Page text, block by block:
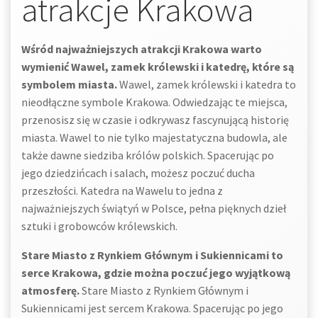
atrakcje Krakowa
Wśród najważniejszych atrakcji Krakowa warto
wymienić Wawel, zamek królewski i katedrę, które są
symbolem miasta.Wawel, zamek królewski i katedra to
nieodłączne symbole Krakowa. Odwiedzając te miejsca,
przenosisz się w czasie i odkrywasz fascynującą historię
miasta. Wawel to nie tylko majestatyczna budowla, ale
także dawne siedziba królów polskich. Spacerując po
jego dziedzińcach i salach, możesz poczuć ducha
przeszłości. Katedra na Wawelu to jedna z
najważniejszych świątyń w Polsce, pełna pięknych dzieł
sztuki i grobowców królewskich.
Stare Miasto z Rynkiem Głównym i Sukiennicami to
serce Krakowa, gdzie można poczuć jego wyjątkową
atmosferę.Stare Miasto z Rynkiem Głównym i
Sukiennicami jest sercem Krakowa. Spacerując po jego